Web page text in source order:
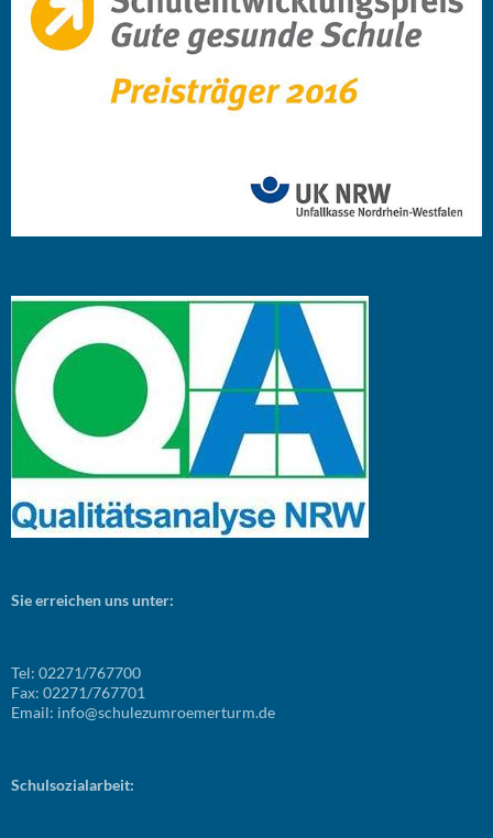
Sie erreichen uns unter:
Tel: 02271/767700
Fax: 02271/767701
Email: info@schulezumroemerturm.de
Schulsozialarbeit: